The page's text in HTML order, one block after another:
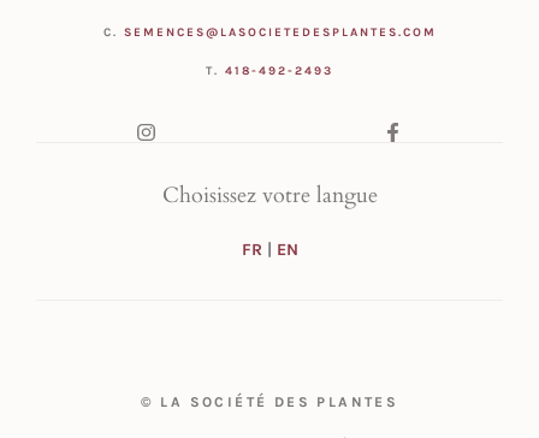
C. SEMENCES@LASOCIETEDESPLANTES.COM
T. 418-492-2493
Choisissez votre langue
FR | EN
© LA SOCIÉTÉ DES PLANTES